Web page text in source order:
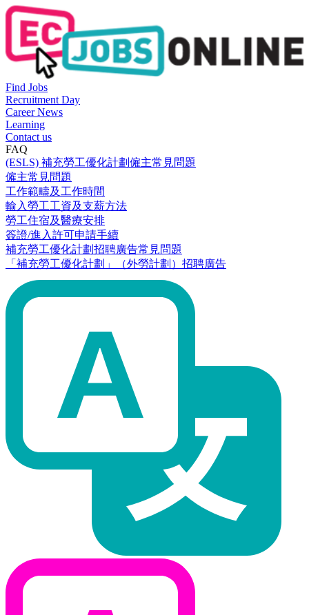
Find Jobs
Recruitment Day
Career News
Learning
Contact us
FAQ
(ESLS) 補充勞工優化計劃僱主常見問題
僱主常見問題
工作範疇及工作時間
輸入勞工工資及支薪方法
勞工住宿及醫療安排
簽證/進入許可申請手續
補充勞工優化計劃招聘廣告常見問題
「補充勞工優化計劃」（外勞計劃）招聘廣告